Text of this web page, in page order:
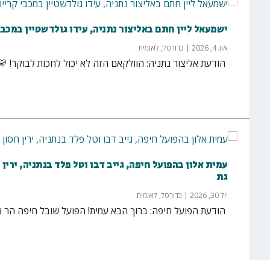
ישמעאל ליין חתם באליצור נתניה, עידו גולדשטיין
אוג 4, 2026 | כדורסל, לאומית
הודעת אליצור נתניה: הוולקאם הזה לא יכול לחכות לבוקר!
עמית אלון בהפועל חיפה, גייב דבו וטל פלד בנתניה,
גת
יול 30, 2026 | כדורסל, לאומית
הודעת הפועל חיפה: ברוך הבא עמית! הפועל שובל חיפה